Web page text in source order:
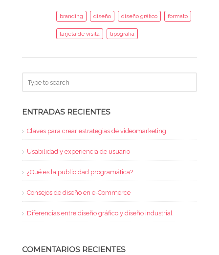
branding diseño diseño gráfico formato
tarjeta de visita tipografía
ENTRADAS RECIENTES
Claves para crear estrategias de videomarketing
Usabilidad y experiencia de usuario
¿Qué es la publicidad programática?
Consejos de diseño en e-Commerce
Diferencias entre diseño gráfico y diseño industrial
COMENTARIOS RECIENTES